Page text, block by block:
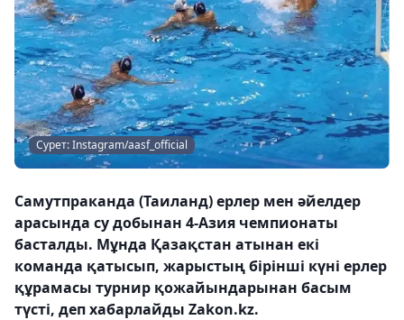
Сурет: Instagram/aasf_official
Самутпраканда (Таиланд) ерлер мен әйелдер
арасында су добынан 4-Азия чемпионаты
басталды. Мұнда Қазақстан атынан екі
команда қатысып, жарыстың бірінші күні ерлер
құрамасы турнир қожайындарынан басым
түсті, деп хабарлайды Zakon.kz.